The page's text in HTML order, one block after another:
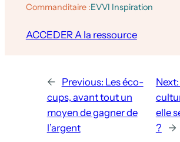
Commanditaire :EVVI Inspiration
ACCEDER A la ressource
← Previous: Les éco-
cups, avant tout un
moyen de gagner de
l’argent
Next:
elle
?
→